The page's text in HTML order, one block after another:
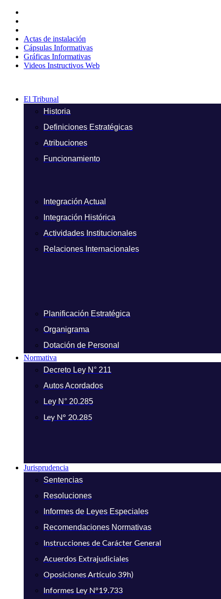
contenido
Actas de instalación
Cápsulas Informativas
Gráficas Informativas
Videos Instructivos Web
El Tribunal
Historia
Definiciones Estratégicas
Atribuciones
Funcionamiento
Integración Actual
Integración Histórica
Actividades Institucionales
Relaciones Internacionales
Planificación Estratégica
Organigrama
Dotación de Personal
Normativa
Decreto Ley N° 211
Autos Acordados
Ley N° 20.285
Ley N° 20.285
Jurisprudencia
Sentencias
Resoluciones
Informes de Leyes Especiales
Recomendaciones Normativas
Instrucciones de Carácter General
Acuerdos Extrajudiciales
Oposiciones Artículo 39h)
Informes Ley N°19.733